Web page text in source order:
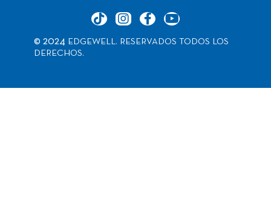
© 2024 EDGEWELL. RESERVADOS TODOS LOS
DERECHOS.